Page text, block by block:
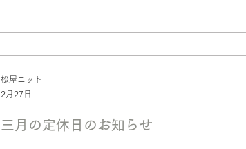
三月の定休日のお知らせ
松屋ニット
2月27日